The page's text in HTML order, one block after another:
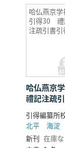
哈仏燕京学
引得30 禮
注疏引書引
哈仏燕京
禮記注疏
引得編纂所
北平 海淀
新刊 在庫